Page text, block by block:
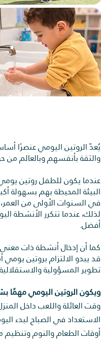
يُعدّ الروتين اليومي عنصرًا
والثقة بأنفسهم وبالعالم من
عندما يكون للطفل روتين
البيئة المحيطة بهم بسهولة
في السنوات الأولى من
لذلك، عندما تتكرر الأنشطة
أفضل.
كما أن إدخال أنشطة ذات
قد يبدو الالتزام بروتين
تطوير المسؤولية
ويكون الروتين اليومي
وقت العائلة واللعب داخل
الاستعداد في الصباح لبدء
أوقات الطعام والنوم وتنظيم